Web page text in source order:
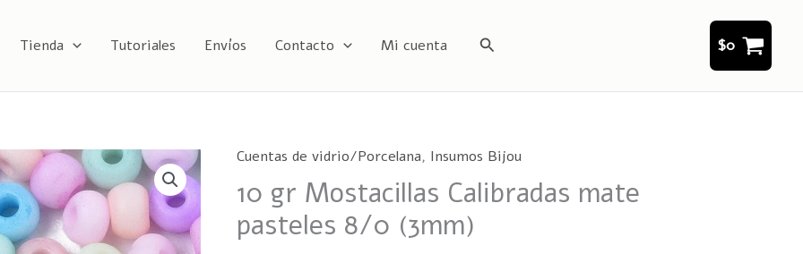
Tienda Tutoriales Envíos Contacto Mi cuenta Buscar $0
Cuentas de vidrio/Porcelana, Insumos Bijou
10 gr Mostacillas Calibradas mate
pasteles 8/0 (3mm)
10
gr
Mostacillas
Calibradas